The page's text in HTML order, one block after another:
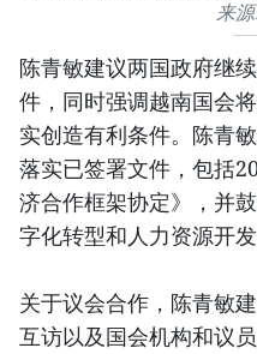
来
陈青敏建议两国政府继
件，同时强调越南国会
实创造有利条件。陈青
落实已签署文件，包括
济合作框架协定》，并
字化转型和人力资源开发
关于议会合作，陈青敏
互访以及国会机构和议